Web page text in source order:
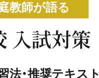
教師が語る
入試対策
法・推奨テキスト